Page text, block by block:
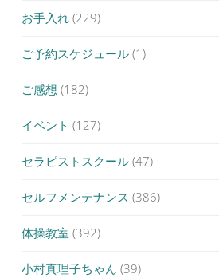
お手入れ (229)
ご予約スケジュール (1)
ご感想 (182)
イベント (127)
セラピストスクール (47)
セルフメンテナンス (386)
体操教室 (392)
小村真理子ちゃん (39)